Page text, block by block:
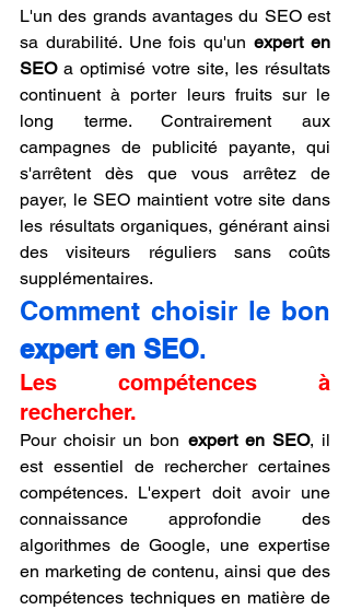
L'un des grands avantages du SEO est
sa durabilité. Une fois qu'un expert en
SEO a optimisé votre site, les résultats
continuent à porter leurs fruits sur le
long terme. Contrairement aux
campagnes de publicité payante, qui
s'arrêtent dès que vous arrêtez de
payer, le SEO maintient votre site dans
les résultats organiques, générant ainsi
des visiteurs réguliers sans coûts
supplémentaires.
expert en SEO.
Les compétences à
rechercher.
Pour choisir un bon expert en SEO, il
est essentiel de rechercher certaines
compétences. L'expert doit avoir une
connaissance approfondie des
algorithmes de Google, une expertise
en marketing de contenu, ainsi que des
compétences techniques en matière de